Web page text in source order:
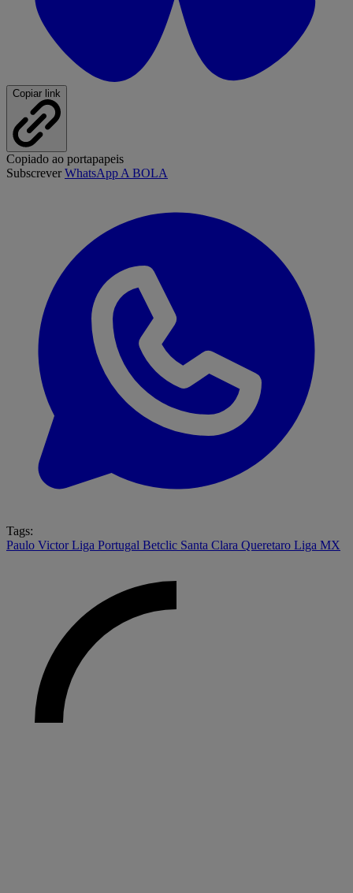
Copiar link
Copiado ao portapapeis
SubscreverWhatsApp A BOLA
Tags:
Paulo VictorLiga Portugal Betclic Santa Clara Queretaro Liga MX